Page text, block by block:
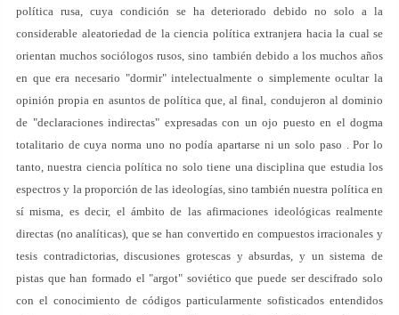
política rusa, cuya condición se ha deteriorado debido no solo a la
considerable aleatoriedad de la ciencia política extranjera hacia la cual se
orientan muchos sociólogos rusos, sino también debido a los muchos años
en que era necesario "dormir" intelectualmente o simplemente ocultar la
opinión propia en asuntos de política que, al final, condujeron al dominio
de "declaraciones indirectas" expresadas con un ojo puesto en el dogma
totalitario de cuya norma uno no podía apartarse ni un solo paso . Por lo
tanto, nuestra ciencia política no solo tiene una disciplina que estudia los
espectros y la proporción de las ideologías, sino también nuestra política en
sí misma, es decir, el ámbito de las afirmaciones ideológicas realmente
directas (no analíticas), que se han convertido en compuestos irracionales y
tesis contradictorias, discusiones grotescas y absurdas, y un sistema de
pistas que han formado el "argot" soviético que puede ser descifrado solo
con el conocimiento de códigos particularmente sofisticados entendidos